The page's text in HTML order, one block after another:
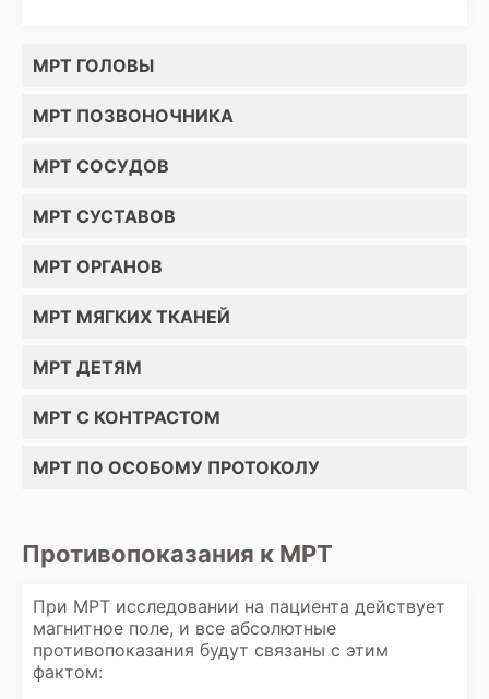
МРТ ГОЛОВЫ
МРТ ПОЗВОНОЧНИКА
МРТ СОСУДОВ
МРТ СУСТАВОВ
МРТ ОРГАНОВ
МРТ МЯГКИХ ТКАНЕЙ
МРТ ДЕТЯМ
МРТ С КОНТРАСТОМ
МРТ ПО ОСОБОМУ ПРОТОКОЛУ
Противопоказания к МРТ
При МРТ исследовании на пациента действует
магнитное поле, и все абсолютные
противопоказания будут связаны с этим
фактом: